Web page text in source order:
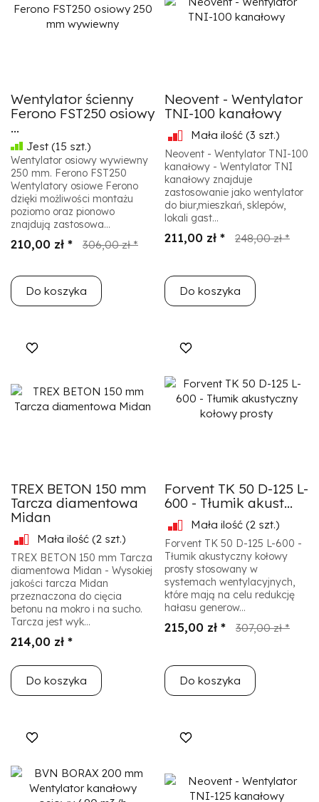
Wentylator ścienny
Ferono FST250 osiowy
...
Jest (15 szt.)
Wentylator osiowy wywiewny
250 mm. Ferono FST250
Wentylatory osiowe Ferono
dzięki możliwości montażu
poziomo oraz pionowo
znajdują zastosowa...
210,00 zł * 306,00 zł *
Do koszyka
Neovent - Wentylator
TNI-100 kanałowy
Mała ilość (3 szt.)
Neovent - Wentylator TNI-100
kanałowy - Wentylator TNI
kanałowy znajduje
zastosowanie jako wentylator
do biur,mieszkań, sklepów,
lokali gast...
211,00 zł * 248,00 zł *
Do koszyka
TREX BETON 150 mm
Tarcza diamentowa
Midan
Mała ilość (2 szt.)
TREX BETON 150 mm Tarcza
diamentowa Midan - Wysokiej
jakości tarcza Midan
przeznaczona do cięcia
betonu na mokro i na sucho.
Tarcza jest wyk...
214,00 zł *
Do koszyka
Forvent TK 50 D-125 L-
600 - Tłumik akust...
Mała ilość (2 szt.)
Forvent TK 50 D-125 L-600 -
Tłumik akustyczny kołowy
prosty stosowany w
systemach wentylacyjnych,
które mają na celu redukcję
hałasu generow...
215,00 zł * 307,00 zł *
Do koszyka